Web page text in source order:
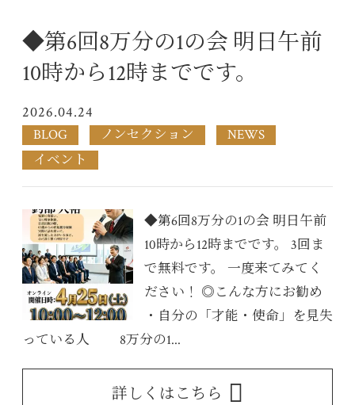
◆第6回8万分の1の会 明日午前
10時から12時までです。
2026.04.24
BLOG ノンセクション
NEWS
イベント
◆第6回8万分の1の会 明日午前
10時から12時までです。 3回ま
で無料です。 一度来てみてく
ださい！ ◎こんな方にお勧め
・自分の「才能・使命」を見失
っている人 8万分の1...
詳しくはこちら